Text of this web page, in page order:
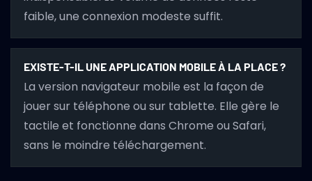
faible, une connexion modeste suffit.
EXISTE-T-IL UNE APPLICATION MOBILE À LA PLACE ?
La version navigateur mobile est la façon de
jouer sur téléphone ou sur tablette. Elle gère le
tactile et fonctionne dans Chrome ou Safari,
sans le moindre téléchargement.